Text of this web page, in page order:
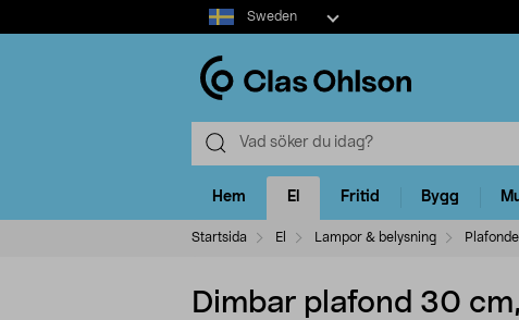
Select
market
Sweden
Hem El Fritid Bygg
Startsida El Lampor & belysning
Dimbar plafond 30